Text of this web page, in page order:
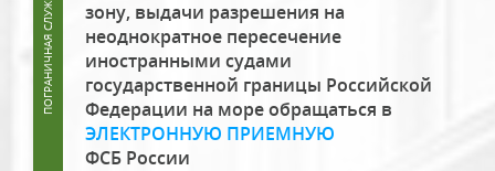
зону, выдачи разрешения на
неоднократное пересечение
иностранными судами
государственной границы Российской
Федерации на море обращаться в
ЭЛЕКТРОННУЮ ПРИЕМНУЮ
ФСБ России